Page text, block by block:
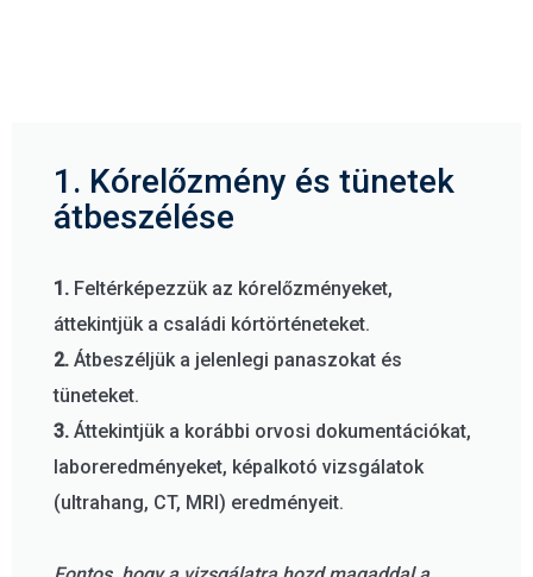
1. Kórelőzmény és tünetek
átbeszélése
1. Feltérképezzük az kórelőzményeket,
áttekintjük a családi kórtörténeteket.
2. Átbeszéljük a jelenlegi panaszokat és
tüneteket.
3. Áttekintjük a korábbi orvosi dokumentációkat,
laboreredményeket, képalkotó vizsgálatok
(ultrahang, CT, MRI) eredményeit.